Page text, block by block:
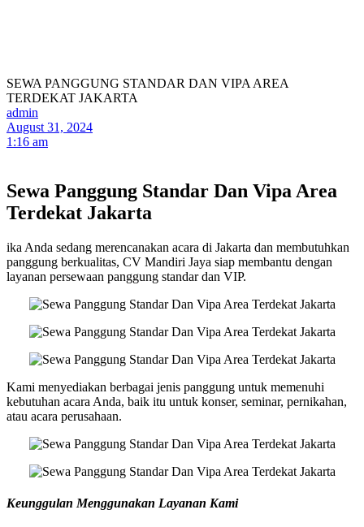
SEWA PANGGUNG STANDAR DAN VIPA AREA
TERDEKAT JAKARTA
admin
August 31, 2024
1:16 am
Sewa Panggung Standar Dan Vipa Area
Terdekat Jakarta
ika Anda sedang merencanakan acara di Jakarta dan membutuhkan
panggung berkualitas, CV Mandiri Jaya siap membantu dengan
layanan persewaan panggung standar dan VIP.
Kami menyediakan berbagai jenis panggung untuk memenuhi
kebutuhan acara Anda, baik itu untuk konser, seminar, pernikahan,
atau acara perusahaan.
Keunggulan Menggunakan Layanan Kami